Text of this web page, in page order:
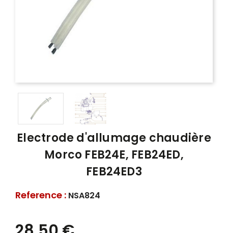
Electrode d'allumage chaudière
Morco FEB24E, FEB24ED,
FEB24ED3
Reference : NSA824